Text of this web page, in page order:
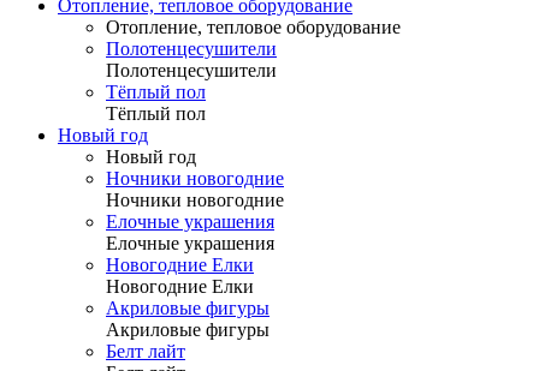
Отопление, тепловое оборудование
Отопление, тепловое оборудование
Полотенцесушители
Полотенцесушители
Тёплый пол
Тёплый пол
Новый год
Новый год
Ночники новогодние
Ночники новогодние
Елочные украшения
Елочные украшения
Новогодние Елки
Новогодние Елки
Акриловые фигуры
Акриловые фигуры
Белт лайт